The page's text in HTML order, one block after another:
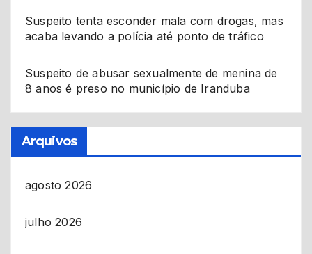
Suspeito tenta esconder mala com drogas, mas
acaba levando a polícia até ponto de tráfico
Suspeito de abusar sexualmente de menina de
8 anos é preso no município de Iranduba
Arquivos
agosto 2026
julho 2026